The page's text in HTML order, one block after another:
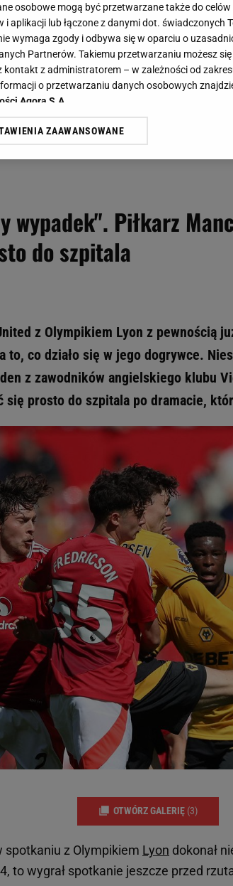
wypadek". Piłkarz
do szpitala
z Olympikiem Lyon z pewnością
to, co działo się w jego dogrywce.
z zawodników angielskiego klubu
się prosto do szpitala po dramacie,
OTWÓRZ GALERIĘ (3)
spotkaniu z Olympikiem Lyon dokonał
to wygrał spotkanie jeszcze przed
osobowe mogą być przetwarzane także do
i aplikacji lub łączone z danymi dot. świadczonych
wymaga zgody i odbywa się w oparciu o
Partnerów. Takiemu przetwarzaniu możesz
kontakt z administratorem – w zależności od
o przetwarzaniu danych osobowych
Agora S.A.
„Akceptuję” wyrażasz też zgodę na zainstalowanie
Partnerów i Agora S.A. na Twoim urządzeniu
Partnerzy i Agora S.A. możemy przetwarzać
informacji na urządzeniu lub dostęp do
ZAAWANSOWANE